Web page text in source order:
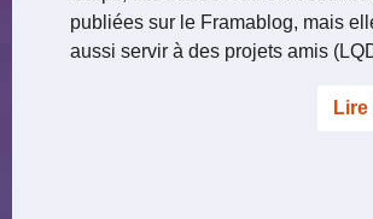
publiées sur le Framablog, mais
aussi servir à des projets amis